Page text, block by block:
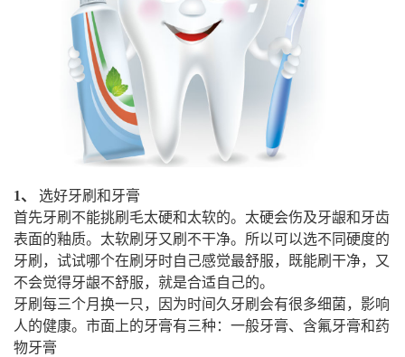
1、
选好牙刷和牙膏
首先牙刷不能挑刷毛太硬和太软的。太硬会伤及牙龈和牙齿
表面的釉质。太软刷牙又刷不干净。所以可以选不同硬度的
牙刷，试试哪个在刷牙时自己感觉最舒服，既能刷干净，又
不会觉得牙龈不舒服，就是合适自己的。
牙刷每三个月换一只，因为时间久牙刷会有很多细菌，影响
人的健康。市面上的牙膏有三种：一般牙膏、含氟牙膏和药
物牙膏